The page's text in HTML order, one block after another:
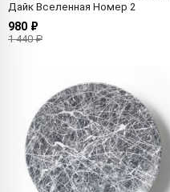
Дайк Вселенная Номер 2
980 ₽
1 440 ₽